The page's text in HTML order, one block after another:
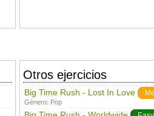
Otros ejercicios
Big Time Rush - Lost In Love
Género: Pop